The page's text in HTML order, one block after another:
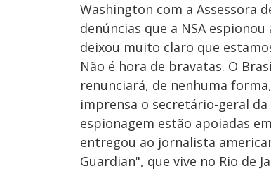
Washington com a Assessora
denúncias que a NSA
deixou muito claro que
Não é hora de bravatas. O
renunciará, de nenhuma
imprensa o secretário-geral
espionagem estão apoiadas
entregou ao jornalista
Guardian", que vive no Rio de